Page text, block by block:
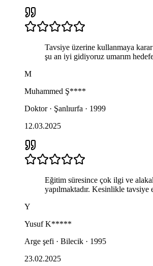
Tavsiye üzerine kullanmaya
şu an iyi gidiyoruz umarım hedefe
M
Muhammed Ş****
Doktor · Şanlıurfa · 1999
12.03.2025
Eğitim süresince çok ilgi ve
yapılmaktadır. Kesinlikle tavsiye
Y
Yusuf K*****
Arge şefi · Bilecik · 1995
23.02.2025